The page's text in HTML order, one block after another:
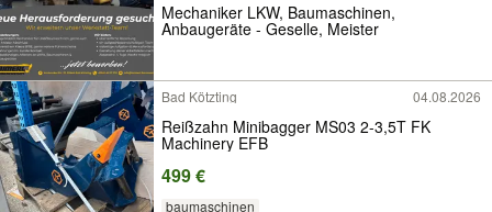
Mechaniker LKW, Baumaschinen,
Anbaugeräte - Geselle, Meister
Bad Kötzting 04.08.2026
Reißzahn Minibagger MS03 2-3,5T FK
Machinery EFB
499 €
baumaschinen